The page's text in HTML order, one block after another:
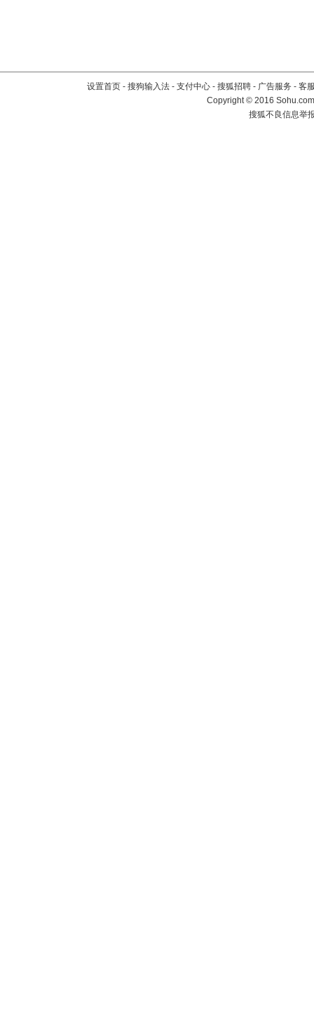
设置首页 - 搜狗输入法 - 支付中心 - 搜狐招聘 - 广告服务 - 客
Copyright©2016
搜狐不良信息举